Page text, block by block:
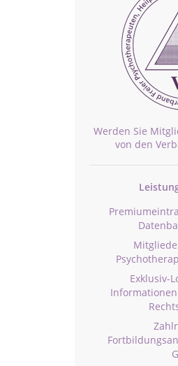
Werden Sie
von den
Exklusiv-
Informationen